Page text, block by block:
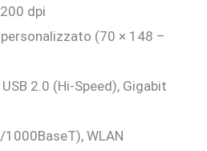
dpi
(70 × 148 –
2.0 (Hi-Speed), Gigabit
WLAN